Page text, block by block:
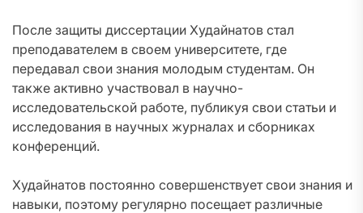
После защиты диссертации Худайнатов стал
преподавателем в своем университете, где
передавал свои знания молодым студентам. Он
также активно участвовал в научно-
исследовательской работе, публикуя свои статьи и
исследования в научных журналах и сборниках
конференций.
Худайнатов постоянно совершенствует свои знания и
навыки, поэтому регулярно посещает различные